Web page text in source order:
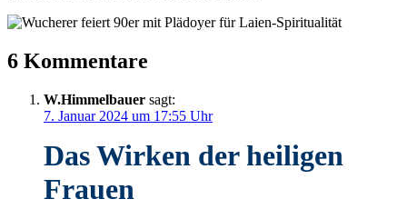
6 Kommentare
W.Himmelbauer sagt:
7. Januar 2024 um 17:55 Uhr
Das Wirken der heiligen
Frauen